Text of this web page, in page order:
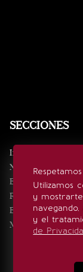
Utilizamos
y
y el
de
SECCIONES
Inicio
Noticias
Eventos
Realeza
Estilo de vida
Minuto x Minuto